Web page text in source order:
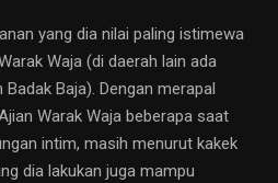
yang dia nilai paling istimewa
Waja (di daerah lain ada
Baja). Dengan merapal
Warak Waja beberapa saat
intim, masih menurut kakek
dia lakukan juga mampu